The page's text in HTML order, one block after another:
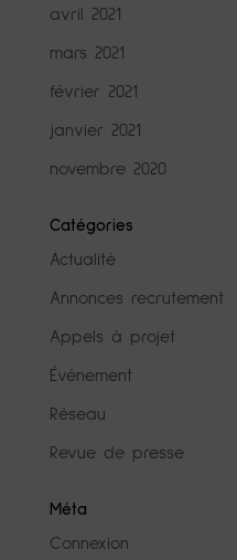
avril 2021
mars 2021
février 2021
janvier 2021
novembre 2020
Catégories
Actualité
Annonces recrutement
Appels à projet
Événement
Réseau
Revue de presse
Méta
Connexion